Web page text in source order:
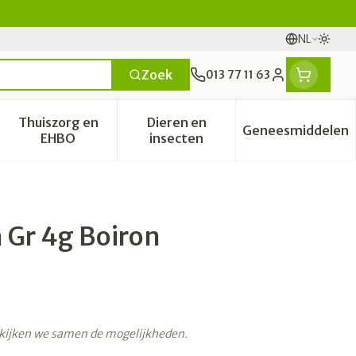
NL
Talen
Zoek 013 77 11 63
Klant menu
categorie
voor Natuur geneeskunde categorie
Thuiszorg en
EHBOToon submenu voor Thuiszorg en EHBO
Dieren en
insectenToon submenu voor Dieren
Geneesmiddelen
Toon
4g Boiron
we samen de mogelijkheden.